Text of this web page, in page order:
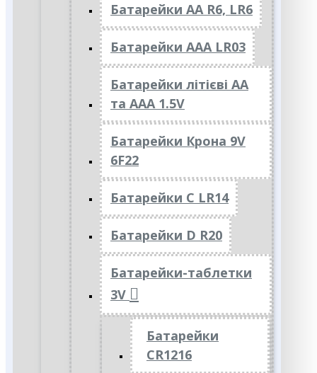
Батарейки АА R6, LR6
Батарейки АAА LR03
Батарейки літієві АА
та ААА 1.5V
Батарейки Крона 9V
6F22
Батарейки C LR14
Батарейки D R20
Батарейки-таблетки
3V
Батарейки
CR1216